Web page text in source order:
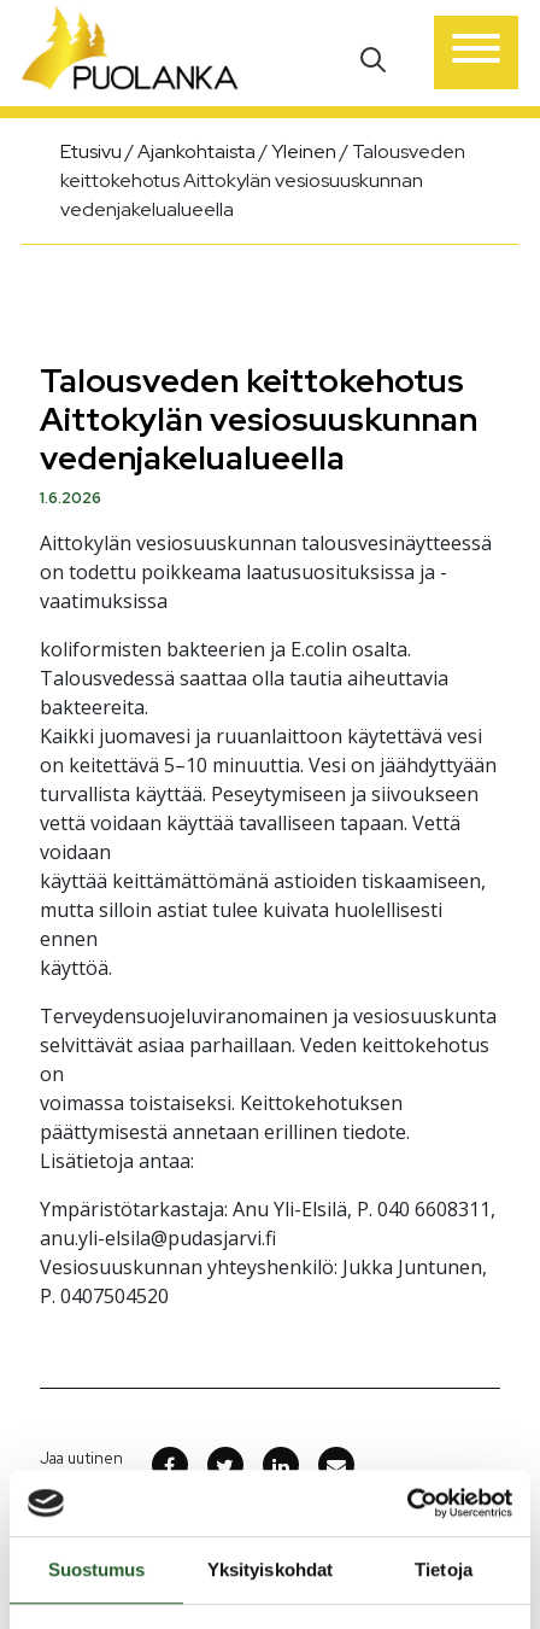
Suostumus Yksityiskohdat Tietoja
Päävalikko
Etusivu/Ajankohtaista/Yleinen/Talousveden
keittokehotus Aittokylän vesiosuuskunnan
vedenjakelualueella
Talousveden keittokehotus
Aittokylän vesiosuuskunnan
vedenjakelualueella
1.6.2026
Aittokylän vesiosuuskunnan talousvesinäytteessä
on todettu poikkeama laatusuosituksissa ja -
vaatimuksissa
koliformisten bakteerien ja E.colin osalta.
Talousvedessä saattaa olla tautia aiheuttavia
bakteereita.
Kaikki juomavesi ja ruuanlaittoon käytettävä vesi
on keitettävä 5–10 minuuttia. Vesi on jäähdyttyään
turvallista käyttää. Peseytymiseen ja siivoukseen
vettä voidaan käyttää tavalliseen tapaan. Vettä
voidaan
käyttää keittämättömänä astioiden tiskaamiseen,
mutta silloin astiat tulee kuivata huolellisesti
ennen
käyttöä.
Terveydensuojeluviranomainen ja vesiosuuskunta
selvittävät asiaa parhaillaan. Veden keittokehotus
on
voimassa toistaiseksi. Keittokehotuksen
päättymisestä annetaan erillinen tiedote.
Lisätietoja antaa:
Ympäristötarkastaja: Anu Yli-Elsilä, P. 040 6608311,
anu.yli-elsila@pudasjarvi.fi
Vesiosuuskunnan yhteyshenkilö: Jukka Juntunen,
P. 0407504520
Jaa uutinen
Ajankohtaista